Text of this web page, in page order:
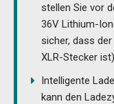
stellen Sie vor
36V Lithium-
sicher, dass
XLR-Stecker ist)
Intelligente
kann den